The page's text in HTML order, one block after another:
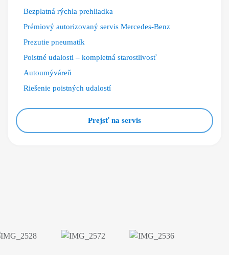
Bezplatná rýchla prehliadka
Prémiový autorizovaný servis Mercedes-Benz
Prezutie pneumatík
Poistné udalosti – kompletná starostlivosť
Autoumýváreň
Riešenie poistných udalostí
Prejsť na servis